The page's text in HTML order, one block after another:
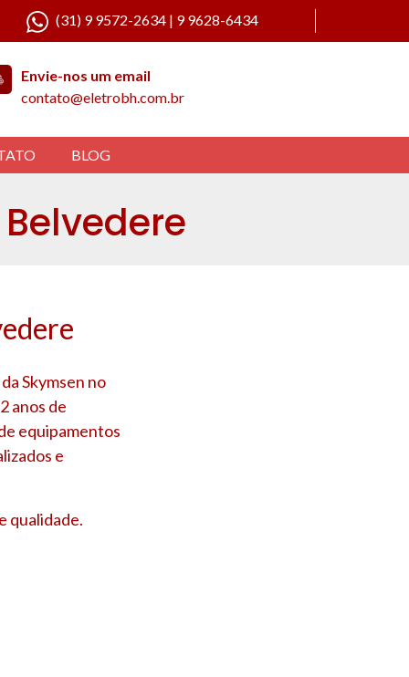
(31) 9 9572-2634 | 9 9628-6434
Envie-nos um email
contato@eletrobh.com.br
BLOG
Skymsen no
anos de
equipamentos
e
qualidade.